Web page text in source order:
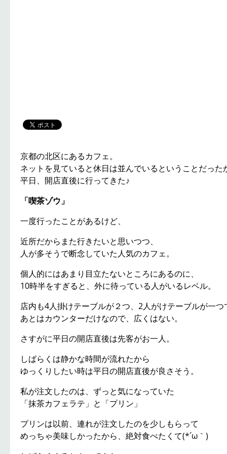
京都の北区にあるカフェ。
ネットを見ていると休日は並んでいるということだった
平日、開店直後に行ってきた♪
「喫茶ゾウ」
一度行ったことがあるけど、
近所だからまた行きたいと思いつつ、
人が多そうで断念していた人気のカフェ。
個人的にはあまり目立たないところにあるのに、
10時半をすぎると、外に待っている人がいるレベル。
店内も4人掛けテーブルが２つ、2人がけテーブルが一つ
あとはカウンターだけなので、広くはない。
さすがに平日の開店直後は先客がお一人。
しばらくは静かな時間が流れたから
ゆっくりしたい時は平日の開店直後が良さそう。
私が注文したのは、ずっと気になっていた
「抹茶カフェラテ」と「プリン」
プリンは以前、連れが注文したのを少しもらって
めっちゃ美味しかったから、絶対食べたくて(*´ω｀)